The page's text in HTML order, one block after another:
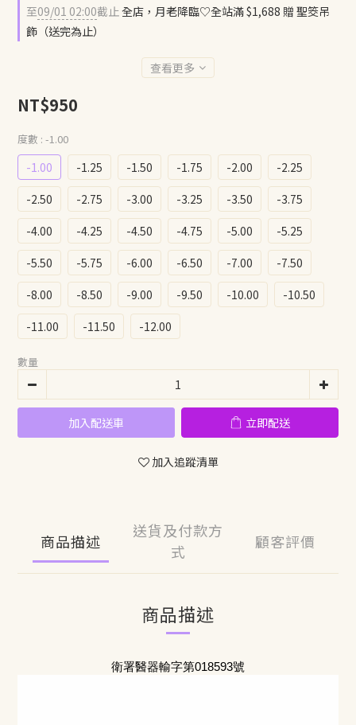
至09/01 02:00截止全店，月老降臨♡全站滿 $1,688 贈 聖筊吊
飾（送完為止）
查看更多
NT$950
度數 : -1.00
-1.00 -1.25 -1.50 -1.75 -2.00
-2.25
-2.50
-2.75 -3.00 -3.25 -3.50
-3.75
-4.00
-4.25 -4.50 -4.75 -5.00
-5.25
-5.50
-5.75 -6.00 -6.50 -7.00
-7.50
-8.00
-8.50 -9.00 -9.50 -10.00
-10.50
-11.00
-11.50 -12.00
數量
加入配送車 立即配送
加入追蹤清單
商品描述
送貨及付款方
式
顧客評價
商品描述
衛署醫器輸字第018593號